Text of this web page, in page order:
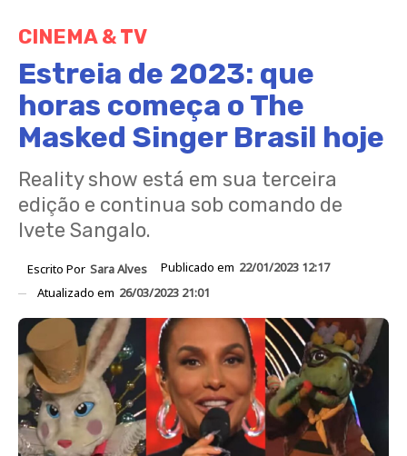
CINEMA & TV
Estreia de 2023: que
horas começa o The
Masked Singer Brasil hoje
Reality show está em sua terceira
edição e continua sob comando de
Ivete Sangalo.
Escrito Por Sara Alves Publicado em 22/01/2023 12:17
Atualizado em 26/03/2023 21:01